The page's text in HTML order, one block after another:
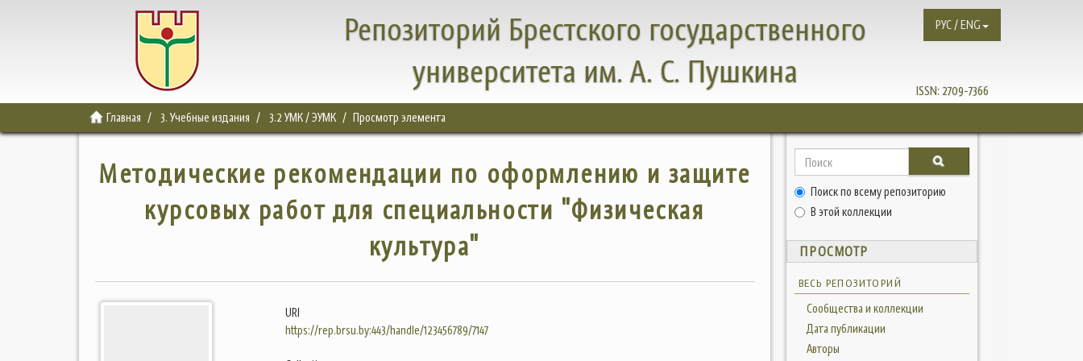
Репозиторий Брестского государственного
университета им. А. С. Пушкина
ISSN: 2709-7366
РУС / ENG
Главная 3. Учебные издания 3.2 УМК / ЭУМК Просмотр элемента
Методические рекомендации по оформлению и защите
курсовых работ для специальности "Физическая
культура"
URI
https://rep.brsu.by:443/handle/123456789/7147
Поиск по всему репозиторию
В этой коллекции
ПРОСМОТР
ВЕСЬ РЕПОЗИТОРИЙ
Сообщества и коллекции
Дата публикации
Авторы